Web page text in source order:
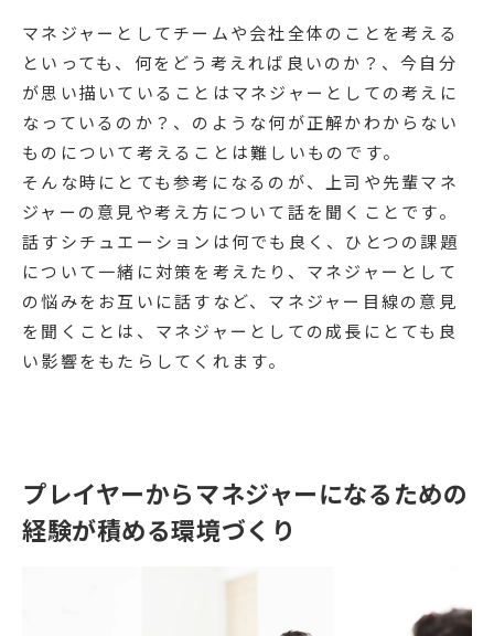
マネジャーとしてチームや会社全体のことを考える
といっても、何をどう考えれば良いのか？、今自分
が思い描いていることはマネジャーとしての考えに
なっているのか？、のような何が正解かわからない
ものについて考えることは難しいものです。
そんな時にとても参考になるのが、上司や先輩マネ
ジャーの意見や考え方について話を聞くことです。
話すシチュエーションは何でも良く、ひとつの課題
について一緒に対策を考えたり、マネジャーとして
の悩みをお互いに話すなど、マネジャー目線の意見
を聞くことは、マネジャーとしての成長にとても良
い影響をもたらしてくれます。
プレイヤーからマネジャーになるための
経験が積める環境づくり